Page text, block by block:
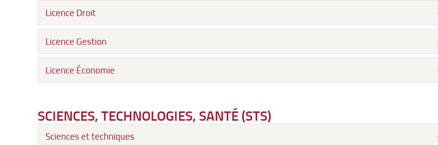
Licence Droit
Licence Gestion
Licence Économie
SCIENCES, TECHNOLOGIES, SANTÉ (STS)
Sciences et techniques